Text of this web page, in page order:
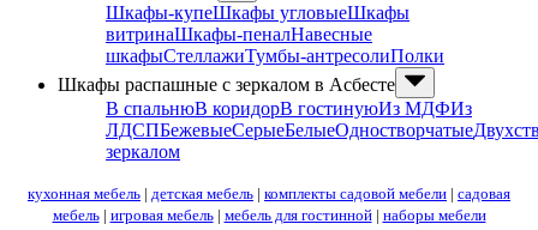
Шкафы-купеШкафы угловыеШкафы
витринаШкафы-пеналНавесные
шкафыСтеллажиТумбы-антресолиПолки
Шкафы распашные с зеркалом в Асбесте
В спальнюВ коридорВ гостинуюИз МДФИз
ЛДСПБежевыеСерыеБелыеОдностворчатые
зеркалом
кухонная мебель | детская мебель | комплекты садовой мебели | садовая
мебель| игровая мебель| мебель для гостинной| наборы мебели